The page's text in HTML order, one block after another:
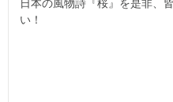
日本の風物詩『桜』を是非、
い！